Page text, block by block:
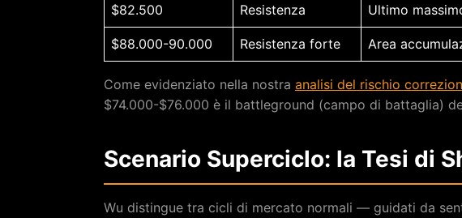
$82.500 Resistenza Ultimo
$88.000-90.000 Resistenza forte Area
Come evidenziato nella nostra analisi del rischio
$74.000-$76.000 è il battleground (campo di battaglia)
Scenario Superciclo: la Tesi di
Wu distingue tra cicli di mercato normali — guidati da